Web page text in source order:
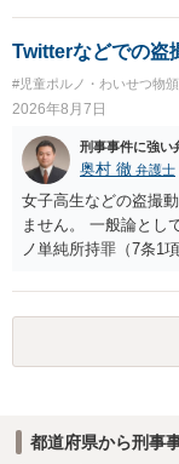
いた場合、故意だと
故意があると判断さ
捕、呼び出しされる
まっただけであり、
とからすると、この
す。 ③逮捕呼び出し
能性があると考えれ
極めて低いと思いま
Twitterなどでの盗
#児童ポルノ・わいせつ物
2026年8月7日
刑事事件に強い
奥村 徹 弁護士
女子高生などの盗撮
ません。 一般論とし
ノ単純所持罪（7条1
都道府県から刑事